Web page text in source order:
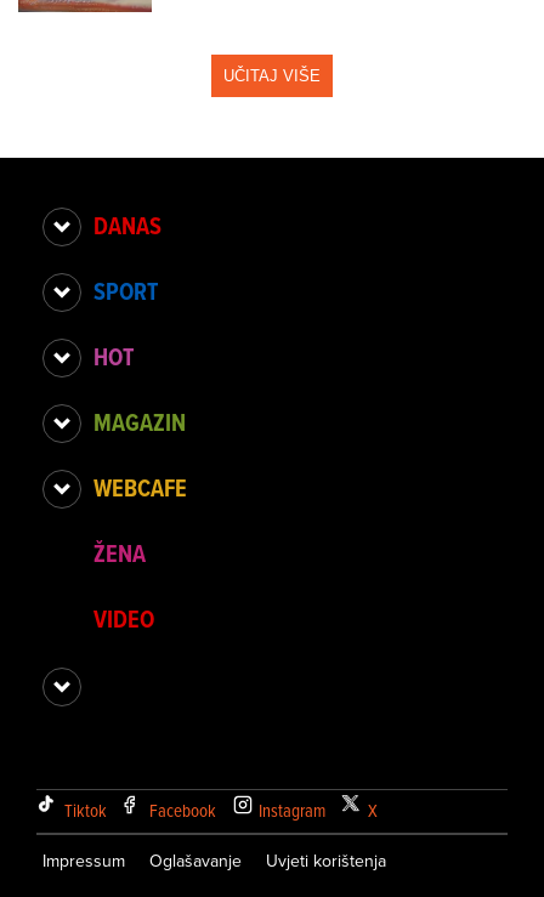
UČITAJ VIŠE
DANAS
SPORT
HOT
MAGAZIN
WEBCAFE
ŽENA
VIDEO
Tiktok Facebook Instagram X
Impressum Oglašavanje Uvjeti korištenja